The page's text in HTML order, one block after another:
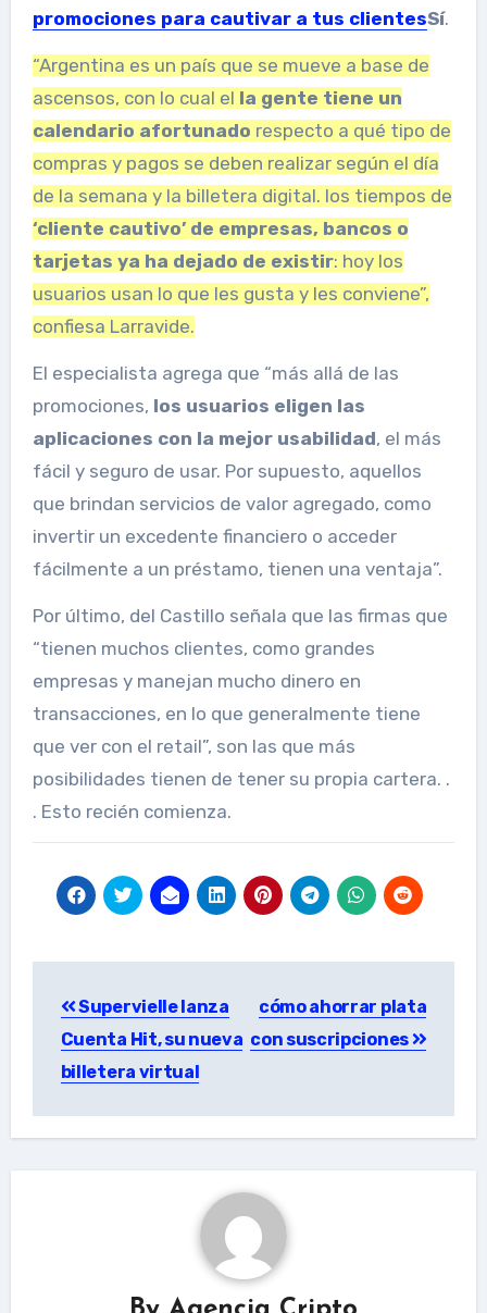
promociones para cautivar a tus clientesSí.
“Argentina es un país que se mueve a base de
ascensos, con lo cual el la gente tiene un
calendario afortunado respecto a qué tipo de
compras y pagos se deben realizar según el día
de la semana y la billetera digital. los tiempos de
‘cliente cautivo’ de empresas, bancos o
tarjetas ya ha dejado de existir: hoy los
usuarios usan lo que les gusta y les conviene”,
confiesa Larravide.
El especialista agrega que “más allá de las
promociones, los usuarios eligen las
aplicaciones con la mejor usabilidad, el más
fácil y seguro de usar. Por supuesto, aquellos
que brindan servicios de valor agregado, como
invertir un excedente financiero o acceder
fácilmente a un préstamo, tienen una ventaja”.
Por último, del Castillo señala que las firmas que
“tienen muchos clientes, como grandes
empresas y manejan mucho dinero en
transacciones, en lo que generalmente tiene
que ver con el retail”, son las que más
posibilidades tienen de tener su propia cartera. .
. Esto recién comienza.
navigation
Supervielle lanza
Cuenta Hit, su nueva
billetera virtual
cómo ahorrar plata
con suscripciones